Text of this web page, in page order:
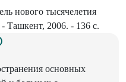
нового тысячелетия
Ташкент, 2006. - 136 с.
основных